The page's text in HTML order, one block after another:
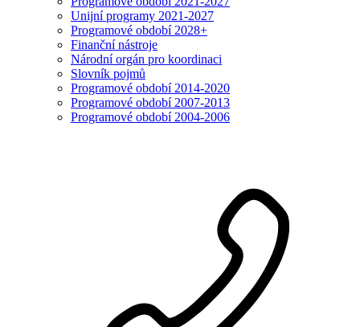
Unijní programy 2021-2027
Programové období 2028+
Finanční nástroje
Národní orgán pro koordinaci
Slovník pojmů
Programové období 2014-2020
Programové období 2007-2013
Programové období 2004-2006